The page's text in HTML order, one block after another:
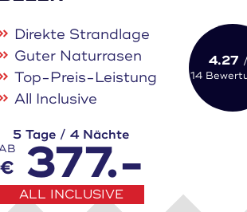
Direkte Strandlage
Guter Naturrasen
Top-Preis-Leistung
All Inclusive
4.27
14
5 Tage / 4 Nächte
€ 377.-
ALL INCLUSIVE